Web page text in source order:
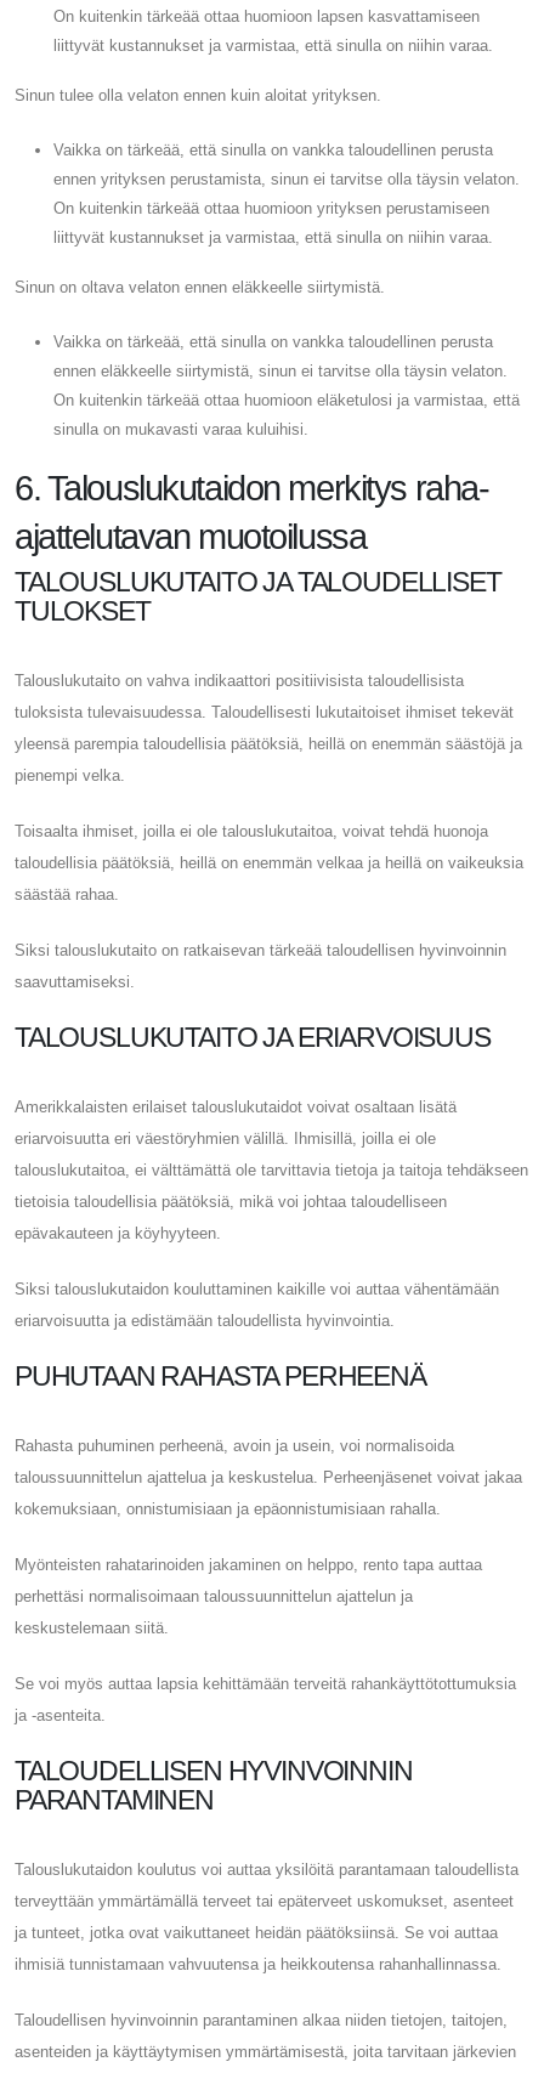
On kuitenkin tärkeää ottaa huomioon lapsen kasvattamiseen
liittyvät kustannukset ja varmistaa, että sinulla on niihin varaa.
Sinun tulee olla velaton ennen kuin aloitat yrityksen.
Vaikka on tärkeää, että sinulla on vankka taloudellinen perusta
ennen yrityksen perustamista, sinun ei tarvitse olla täysin velaton.
On kuitenkin tärkeää ottaa huomioon yrityksen perustamiseen
liittyvät kustannukset ja varmistaa, että sinulla on niihin varaa.
Sinun on oltava velaton ennen eläkkeelle siirtymistä.
Vaikka on tärkeää, että sinulla on vankka taloudellinen perusta
ennen eläkkeelle siirtymistä, sinun ei tarvitse olla täysin velaton.
On kuitenkin tärkeää ottaa huomioon eläketulosi ja varmistaa, että
sinulla on mukavasti varaa kuluihisi.
6. Talouslukutaidon merkitys raha-
ajattelutavan muotoilussa
TALOUSLUKUTAITO JA TALOUDELLISET
TULOKSET
Talouslukutaito on vahva indikaattori positiivisista taloudellisista
tuloksista tulevaisuudessa. Taloudellisesti lukutaitoiset ihmiset tekevät
yleensä parempia taloudellisia päätöksiä, heillä on enemmän säästöjä ja
pienempi velka.
Toisaalta ihmiset, joilla ei ole talouslukutaitoa, voivat tehdä huonoja
taloudellisia päätöksiä, heillä on enemmän velkaa ja heillä on vaikeuksia
säästää rahaa.
Siksi talouslukutaito on ratkaisevan tärkeää taloudellisen hyvinvoinnin
saavuttamiseksi.
TALOUSLUKUTAITO JA ERIARVOISUUS
Amerikkalaisten erilaiset talouslukutaidot voivat osaltaan lisätä
eriarvoisuutta eri väestöryhmien välillä. Ihmisillä, joilla ei ole
talouslukutaitoa, ei välttämättä ole tarvittavia tietoja ja taitoja tehdäkseen
tietoisia taloudellisia päätöksiä, mikä voi johtaa taloudelliseen
epävakauteen ja köyhyyteen.
Siksi talouslukutaidon kouluttaminen kaikille voi auttaa vähentämään
eriarvoisuutta ja edistämään taloudellista hyvinvointia.
PUHUTAAN RAHASTA PERHEENÄ
Rahasta puhuminen perheenä, avoin ja usein, voi normalisoida
taloussuunnittelun ajattelua ja keskustelua. Perheenjäsenet voivat jakaa
kokemuksiaan, onnistumisiaan ja epäonnistumisiaan rahalla.
Myönteisten rahatarinoiden jakaminen on helppo, rento tapa auttaa
perhettäsi normalisoimaan taloussuunnittelun ajattelun ja
keskustelemaan siitä.
Se voi myös auttaa lapsia kehittämään terveitä rahankäyttötottumuksia
ja -asenteita.
TALOUDELLISEN HYVINVOINNIN
PARANTAMINEN
Talouslukutaidon koulutus voi auttaa yksilöitä parantamaan taloudellista
terveyttään ymmärtämällä terveet tai epäterveet uskomukset, asenteet
ja tunteet, jotka ovat vaikuttaneet heidän päätöksiinsä. Se voi auttaa
ihmisiä tunnistamaan vahvuutensa ja heikkoutensa rahanhallinnassa.
Taloudellisen hyvinvoinnin parantaminen alkaa niiden tietojen, taitojen,
asenteiden ja käyttäytymisen ymmärtämisestä, joita tarvitaan järkevien